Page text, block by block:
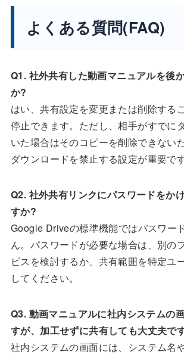
よくある質問(FAQ)
Q1. 社外共有した動画マニュアルを後
か?
はい、共有設定を変更または削除する
停止できます。ただし、相手がすでに
いた場合はそのコピーを削除できない
ダウンロードを禁止する設定が重要です
Q2. 社外共有リンクにパスワードをか
すか?
Google Driveの標準機能ではパスワー
ん。パスワードが必要な場合は、別の
ビスを検討するか、共有範囲を特定ユ
してください。
Q3. 動画マニュアルに社内システムの
すが、加工せずに共有しても大丈夫で
社内システムの画面には、システム名